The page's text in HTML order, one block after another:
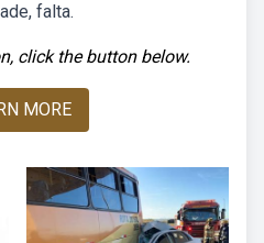
falta.
click the button below.
MORE